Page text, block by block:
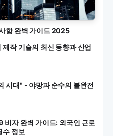
항 완벽 가이드 2025
제작 기술의 최신 동향과 산업
시대" - 야망과 순수의 불완전
비자 완벽 가이드: 외국인 근로
수 정보